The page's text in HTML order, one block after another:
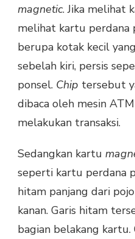
magnetic. Jika melihat
melihat kartu perdana
berupa kotak kecil
sebelah kiri, persis
ponsel. Chip tersebut
dibaca oleh mesin
melakukan transaksi.
Sedangkan kartu
seperti kartu perdana
hitam panjang dari
kanan. Garis hitam
bagian belakang